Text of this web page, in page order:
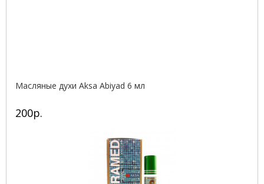
Масляные духи Aksa Abiyad 6 мл
200р.